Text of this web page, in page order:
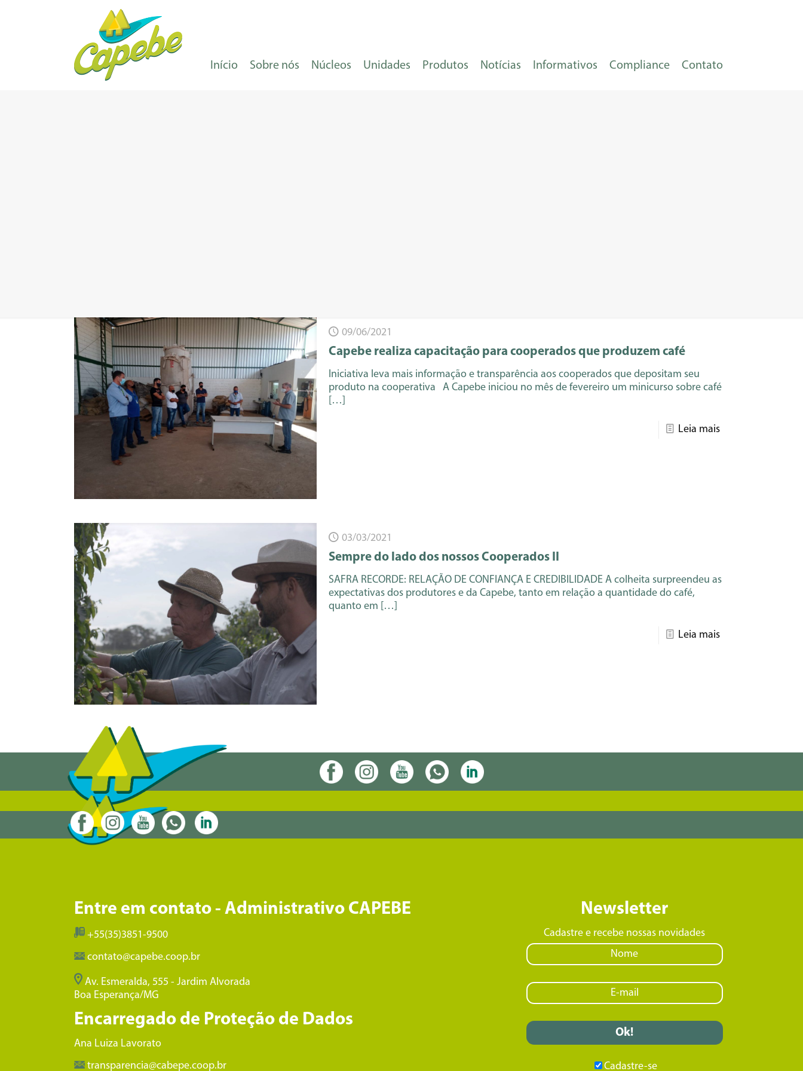
Início Sobre nós Núcleos Unidades Produtos Notícias Informativos Compliance Contato
09/06/2021
Capebe realiza capacitação para cooperados que produzem café
Iniciativa leva mais informação e transparência aos cooperados que depositam seu
produto na cooperativa A Capebe iniciou no mês de fevereiro um minicurso sobre café
[…]
Leia mais
03/03/2021
Sempre do lado dos nossos Cooperados II
SAFRA RECORDE: RELAÇÃO DE CONFIANÇA E CREDIBILIDADE A colheita surpreendeu as
expectativas dos produtores e da Capebe, tanto em relação a quantidade do café,
quanto em […]
Leia mais
Entre em contato - Administrativo CAPEBE
+55(35)3851-9500
contato@capebe.coop.br
Av. Esmeralda, 555 - Jardim Alvorada
Boa Esperança/MG
Encarregado de Proteção de Dados
Ana Luiza Lavorato
transparencia@cabepe.coop.br
Newsletter
Cadastre e recebe nossas novidades
Cadastre-se